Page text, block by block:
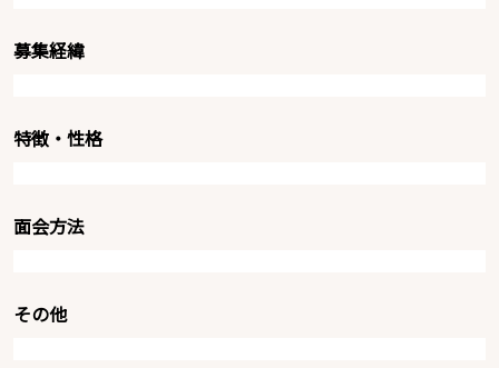
募集経緯
特徴・性格
面会方法
その他